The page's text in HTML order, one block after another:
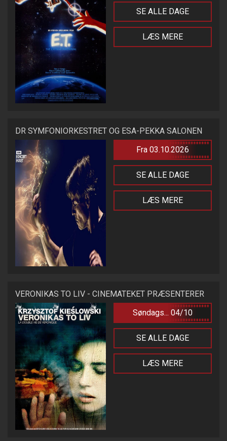
SE ALLE DAGE
LÆS MERE
DR SYMFONIORKESTRET OG ESA-PEKKA SALONEN
Fra 03.10.2026
SE ALLE DAGE
LÆS MERE
VERONIKAS TO LIV - CINEMATEKET PRÆSENTERER
Søndags... 04/10
SE ALLE DAGE
LÆS MERE